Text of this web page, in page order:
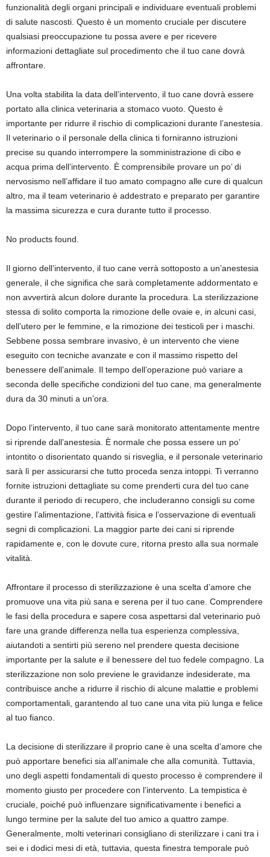
funzionalità degli organi principali e individuare eventuali problemi
di salute nascosti. Questo è un momento cruciale per discutere
qualsiasi preoccupazione tu possa avere e per ricevere
informazioni dettagliate sul procedimento che il tuo cane dovrà
affrontare.
Una volta stabilita la data dell’intervento, il tuo cane dovrà essere
portato alla clinica veterinaria a stomaco vuoto. Questo è
importante per ridurre il rischio di complicazioni durante l’anestesia.
Il veterinario o il personale della clinica ti forniranno istruzioni
precise su quando interrompere la somministrazione di cibo e
acqua prima dell’intervento. È comprensibile provare un po’ di
nervosismo nell’affidare il tuo amato compagno alle cure di qualcun
altro, ma il team veterinario è addestrato e preparato per garantire
la massima sicurezza e cura durante tutto il processo.
No products found.
Il giorno dell’intervento, il tuo cane verrà sottoposto a un’anestesia
generale, il che significa che sarà completamente addormentato e
non avvertirà alcun dolore durante la procedura. La sterilizzazione
stessa di solito comporta la rimozione delle ovaie e, in alcuni casi,
dell’utero per le femmine, e la rimozione dei testicoli per i maschi.
Sebbene possa sembrare invasivo, è un intervento che viene
eseguito con tecniche avanzate e con il massimo rispetto del
benessere dell’animale. Il tempo dell’operazione può variare a
seconda delle specifiche condizioni del tuo cane, ma generalmente
dura da 30 minuti a un’ora.
Dopo l’intervento, il tuo cane sarà monitorato attentamente mentre
si riprende dall’anestesia. È normale che possa essere un po’
intontito o disorientato quando si risveglia, e il personale veterinario
sarà lì per assicurarsi che tutto proceda senza intoppi. Ti verranno
fornite istruzioni dettagliate su come prenderti cura del tuo cane
durante il periodo di recupero, che includeranno consigli su come
gestire l’alimentazione, l’attività fisica e l’osservazione di eventuali
segni di complicazioni. La maggior parte dei cani si riprende
rapidamente e, con le dovute cure, ritorna presto alla sua normale
vitalità.
Affrontare il processo di sterilizzazione è una scelta d’amore che
promuove una vita più sana e serena per il tuo cane. Comprendere
le fasi della procedura e sapere cosa aspettarsi dal veterinario può
fare una grande differenza nella tua esperienza complessiva,
aiutandoti a sentirti più sereno nel prendere questa decisione
importante per la salute e il benessere del tuo fedele compagno. La
sterilizzazione non solo previene le gravidanze indesiderate, ma
contribuisce anche a ridurre il rischio di alcune malattie e problemi
comportamentali, garantendo al tuo cane una vita più lunga e felice
al tuo fianco.
La decisione di sterilizzare il proprio cane è una scelta d’amore che
può apportare benefici sia all’animale che alla comunità. Tuttavia,
uno degli aspetti fondamentali di questo processo è comprendere il
momento giusto per procedere con l’intervento. La tempistica è
cruciale, poiché può influenzare significativamente i benefici a
lungo termine per la salute del tuo amico a quattro zampe.
Generalmente, molti veterinari consigliano di sterilizzare i cani tra i
sei e i dodici mesi di età, tuttavia, questa finestra temporale può